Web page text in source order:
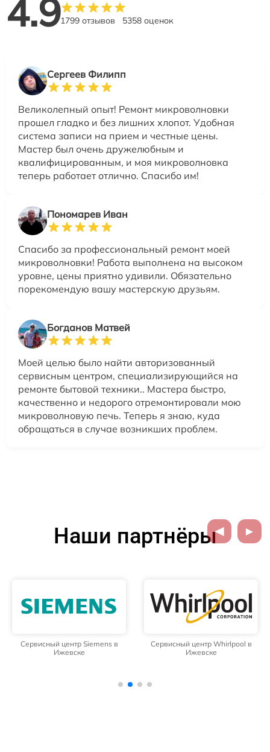
4.91799 отзывов 5358 оценок
Сергеев Филипп
Великолепный опыт! Ремонт микроволновки
прошел гладко и без лишних хлопот. Удобная
система записи на прием и честные цены.
Мастер был очень дружелюбным и
квалифицированным, и моя микроволновка
теперь работает отлично. Спасибо им!
Пономарев Иван
Спасибо за профессиональный ремонт моей
микроволновки! Работа выполнена на высоком
уровне, цены приятно удивили. Обязательно
порекомендую вашу мастерскую друзьям.
Богданов Матвей
Моей целью было найти авторизованный
сервисным центром, специализирующийся на
ремонте бытовой техники.. Мастера быстро,
качественно и недорого отремонтировали мою
микроволновую печь. Теперь я знаю, куда
обращаться в случае возникших проблем.
Наши партнёры
Сервисный центр Siemens в
Ижевске
Сервисный центр Whirlpool в
Ижевске